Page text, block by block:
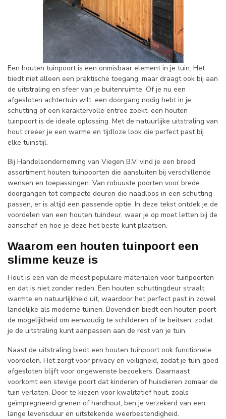
Een houten tuinpoort is een onmisbaar element in je tuin. Het
biedt niet alleen een praktische toegang, maar draagt ook bij aan
de uitstraling en sfeer van je buitenruimte. Of je nu een
afgesloten achtertuin wilt, een doorgang nodig hebt in je
schutting of een karaktervolle entree zoekt, een houten
tuinpoort is de ideale oplossing. Met de natuurlijke uitstraling van
hout creëer je een warme en tijdloze look die perfect past bij
elke tuinstijl.
Bij Handelsonderneming van Viegen B.V. vind je een breed
assortiment houten tuinpoorten die aansluiten bij verschillende
wensen en toepassingen. Van robuuste poorten voor brede
doorgangen tot compacte deuren die naadloos in een schutting
passen, er is altijd een passende optie. In deze tekst ontdek je de
voordelen van een houten tuindeur, waar je op moet letten bij de
aanschaf en hoe je deze het beste kunt plaatsen.
Waarom een houten tuinpoort een
slimme keuze is
Hout is een van de meest populaire materialen voor tuinpoorten
en dat is niet zonder reden. Een houten schuttingdeur straalt
warmte en natuurlijkheid uit, waardoor het perfect past in zowel
landelijke als moderne tuinen. Bovendien biedt een houten poort
de mogelijkheid om eenvoudig te schilderen of te beitsen, zodat
je de uitstraling kunt aanpassen aan de rest van je tuin.
Naast de uitstraling biedt een houten tuinpoort ook functionele
voordelen. Het zorgt voor privacy en veiligheid, zodat je tuin goed
afgesloten blijft voor ongewenste bezoekers. Daarnaast
voorkomt een stevige poort dat kinderen of huisdieren zomaar de
tuin verlaten. Door te kiezen voor kwalitatief hout, zoals
geïmpregneerd grenen of hardhout, ben je verzekerd van een
lange levensduur en uitstekende weerbestendigheid.